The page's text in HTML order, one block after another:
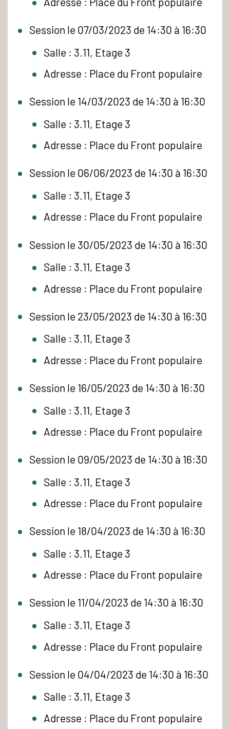
Session le 07/03/2023 de 14:30 à 16:30
Salle : 3.11, Etage 3
Adresse : Place du Front populaire
Session le 14/03/2023 de 14:30 à 16:30
Salle : 3.11, Etage 3
Adresse : Place du Front populaire
Session le 06/06/2023 de 14:30 à 16:30
Salle : 3.11, Etage 3
Adresse : Place du Front populaire
Session le 30/05/2023 de 14:30 à 16:30
Salle : 3.11, Etage 3
Adresse : Place du Front populaire
Session le 23/05/2023 de 14:30 à 16:30
Salle : 3.11, Etage 3
Adresse : Place du Front populaire
Session le 16/05/2023 de 14:30 à 16:30
Salle : 3.11, Etage 3
Adresse : Place du Front populaire
Session le 09/05/2023 de 14:30 à 16:30
Salle : 3.11, Etage 3
Adresse : Place du Front populaire
Session le 18/04/2023 de 14:30 à 16:30
Salle : 3.11, Etage 3
Adresse : Place du Front populaire
Session le 11/04/2023 de 14:30 à 16:30
Salle : 3.11, Etage 3
Adresse : Place du Front populaire
Session le 04/04/2023 de 14:30 à 16:30
Salle : 3.11, Etage 3
Adresse : Place du Front populaire